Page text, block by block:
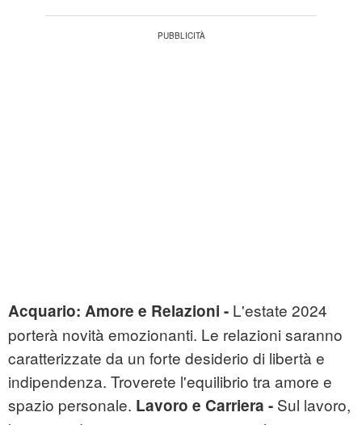
Acquario: Amore e Relazioni - L'estate 2024
porterà novità emozionanti. Le relazioni saranno
caratterizzate da un forte desiderio di libertà e
indipendenza. Troverete l'equilibrio tra amore e
spazio personale. Lavoro e Carriera - Sul lavoro,